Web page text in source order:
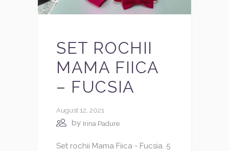
SET ROCHII
MAMA FIICA
– FUCSIA
August 12, 2021
by Irina Padure
Set rochii Mama Fiica - Fucsia. 5